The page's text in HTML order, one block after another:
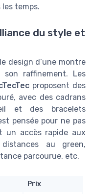
temps.
du style et
design d’une montre
raffinement. Les
proposent des
avec des cadrans
et des bracelets
pensée pour ne pas
un accès rapide aux
au green,
parcourue, etc.
Prix